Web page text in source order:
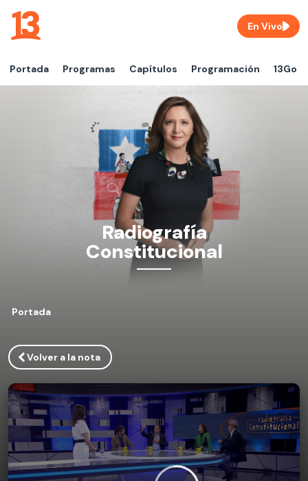
Portada Programas Capítulos Programación 13Go
En Vivo
Radiografía
Constitucional
Portada
Volver a la nota